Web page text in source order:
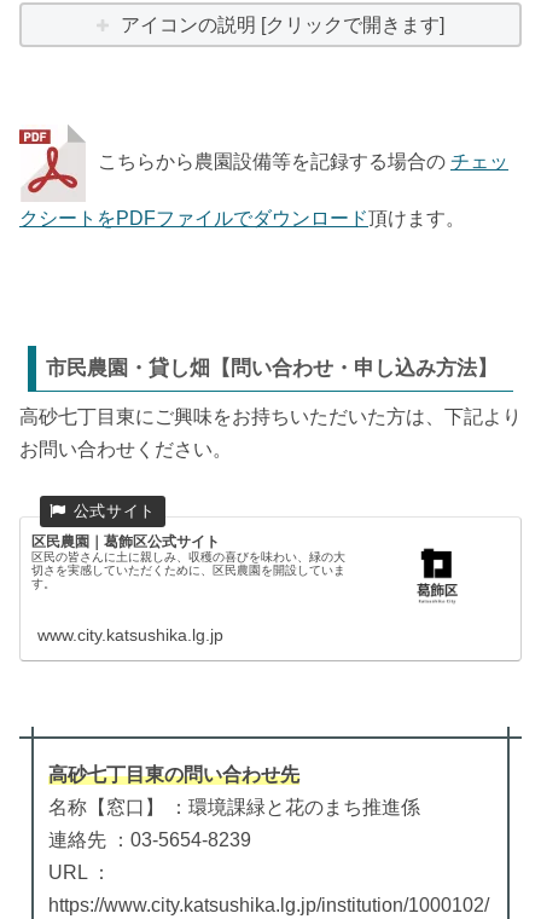
アイコンの説明 [クリックで開きます]
こちらから農園設備等を記録する場合の チェッ
クシートをPDFファイルでダウンロード頂けます。
市民農園・貸し畑【問い合わせ・申し込み方法】
高砂七丁目東にご興味をお持ちいただいた方は、下記より
お問い合わせください。
区民農園｜葛飾区公式サイト
区民の皆さんに土に親しみ、収穫の喜びを味わい、緑の大
切さを実感していただくために、区民農園を開設していま
す。
www.city.katsushika.lg.jp
高砂七丁目東の問い合わせ先
名称【窓口】 ：環境課緑と花のまち推進係
連絡先 ：03-5654-8239
URL ：
https://www.city.katsushika.lg.jp/institution/1000102/